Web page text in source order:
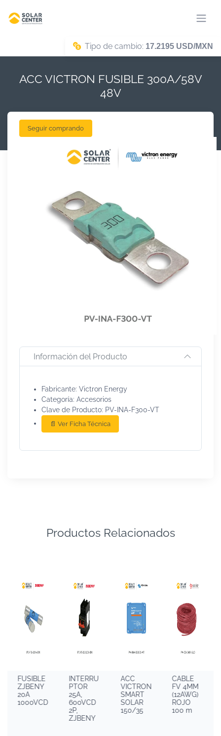
Tipo de cambio: 17.2195 USD/MXN
ACC VICTRON FUSIBLE 300A/58V
48V
Seguir comprando
Información del Producto
Fabricante: Victron Energy
Categoría: Accesorios
Clave de Producto: PV-INA-F300-VT
📄 Ver Ficha Técnica
Productos Relacionados
FUSIBLE
ZJBENY
20A
1000VCD
INTERRU
PTOR
25A,
600VCD
2P,
ZJBENY
ACC
VICTRON
SMART
SOLAR
150/35
CABLE
FV 4MM
(12AWG)
ROJO
100 m